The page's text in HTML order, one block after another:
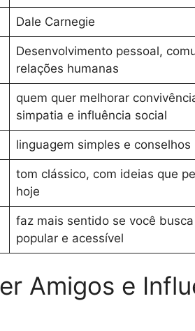
Dale Carnegie
Desenvolvimento pessoal,
relações humanas
quem quer melhorar
simpatia e influência social
linguagem simples e conselhos
tom clássico, com ideias que
hoje
faz mais sentido se você
popular e acessível
Amigos e